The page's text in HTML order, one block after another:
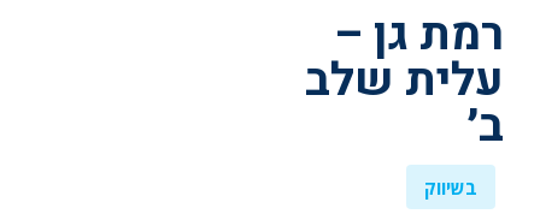
רמת גן –
עלית שלב
ב׳
בשיווק